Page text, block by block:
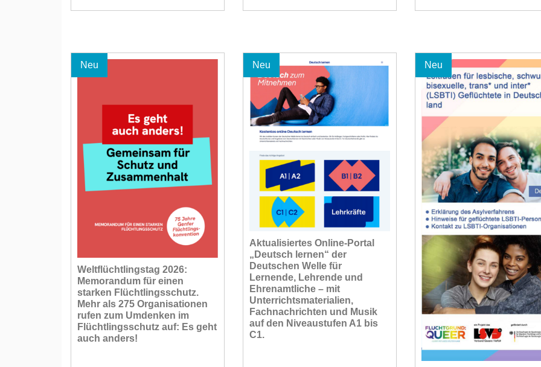
Neu
Weltflüchtlingstag 2026:
Memorandum für einen
starken Flüchtlingsschutz.
Mehr als 275 Organisationen
rufen zum Umdenken im
Flüchtlingsschutz auf: Es geht
auch anders!
Neu
Aktualisiertes Online-Portal
„Deutsch lernen“ der
Deutschen Welle für
Lernende, Lehrende und
Ehrenamtliche – mit
Unterrichtsmaterialien,
Fachnachrichten und Musik
auf den Niveaustufen A1 bis
C1.
Neu